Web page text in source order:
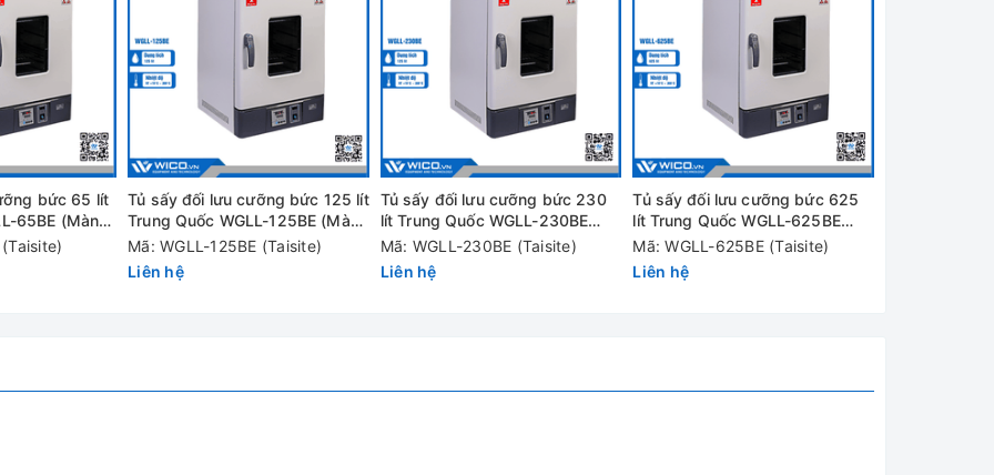
nóng bên trong tủ đối lưu cưỡng bức bằng quạt làm cho nhiệt độ giữa
hiển thị trên màn hình LCD cùng lúc, Bộ nhớ tự động lưu trữ dữ liệu
khí làm mát cưỡng bức đảm bảo nhiệt độ làm việc tối đa của Motor
bức 65 lít
65BE (Màn
Tủ sấy đối lưu cưỡng bức 125 lít
Trung Quốc WGLL-125BE (Màn
hình LCD)
Mã: WGLL-125BE (Taisite)
Liên hệ
Tủ sấy đối lưu cưỡng bức 230
lít Trung Quốc WGLL-230BE
(Màn hình LCD)
Mã: WGLL-230BE (Taisite)
Liên hệ
Tủ sấy đối lưu cưỡng bức 625
lít Trung Quốc WGLL-625BE
(Màn hình LCD)
Mã: WGLL-625BE (Taisite)
Liên hệ